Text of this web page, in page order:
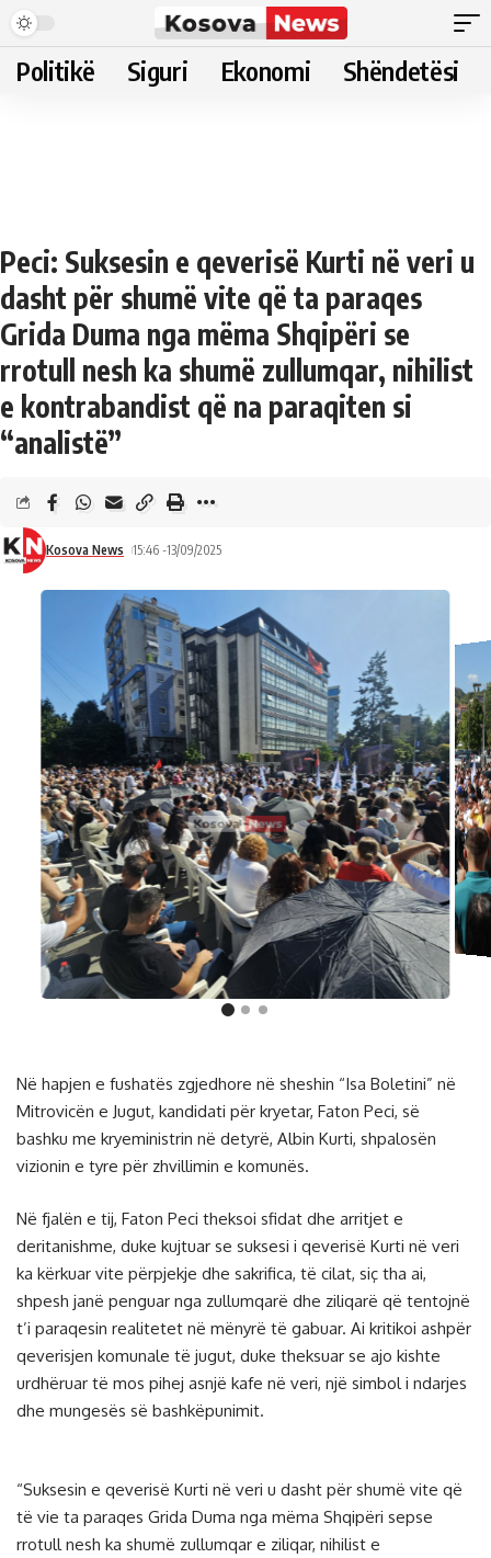
Politikë Siguri Ekonomi Shëndetësi
Peci: Suksesin e qeverisë Kurti në veri u
dasht për shumë vite që ta paraqes
Grida Duma nga mëma Shqipëri se
rrotull nesh ka shumë zullumqar, nihilist
e kontrabandist që na paraqiten si
“analistë”
Kosova News 15:46 -13/09/2025
Në hapjen e fushatës zgjedhore në sheshin “Isa Boletini” në
Mitrovicën e Jugut, kandidati për kryetar, Faton Peci, së
bashku me kryeministrin në detyrë, Albin Kurti, shpalosën
vizionin e tyre për zhvillimin e komunës.
Në fjalën e tij, Faton Peci theksoi sfidat dhe arritjet e
deritanishme, duke kujtuar se suksesi i qeverisë Kurti në veri
ka kërkuar vite përpjekje dhe sakrifica, të cilat, siç tha ai,
shpesh janë penguar nga zullumqarë dhe ziliqarë që tentojnë
t’i paraqesin realitetet në mënyrë të gabuar. Ai kritikoi ashpër
qeverisjen komunale të jugut, duke theksuar se ajo kishte
urdhëruar të mos pihej asnjë kafe në veri, një simbol i ndarjes
dhe mungesës së bashkëpunimit.
“Suksesin e qeverisë Kurti në veri u dasht për shumë vite që
të vie ta paraqes Grida Duma nga mëma Shqipëri sepse
rrotull nesh ka shumë zullumqar e ziliqar, nihilist e